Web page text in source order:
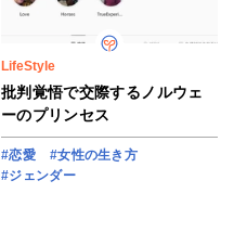
LifeStyle
批判覚悟で交際するノルウェ
ーのプリンセス
#恋愛
#女性の生き方
#ジェンダー